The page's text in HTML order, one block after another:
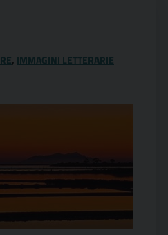
, IMMAGINI LETTERARIE